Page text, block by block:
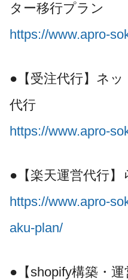
ター移行プラン
https://www.apro-
●【受注代行】ネ
代行
https://www.apro-
●【楽天運営代行
https://www.apro-
aku-plan/
●【shopify構築・